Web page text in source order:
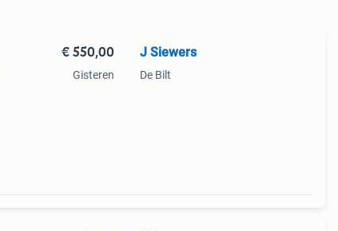
€ 550,00
Gisteren
J Siewers
De Bilt